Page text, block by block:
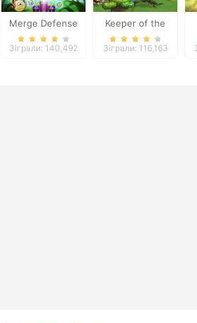
Merge Defense
Зіграли: 140,492
Keeper of the
Grove 2
Зіграли: 116,163